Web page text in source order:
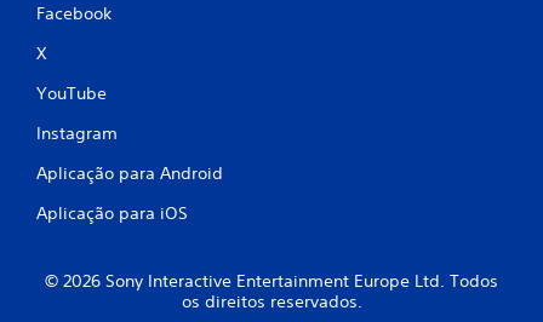
Facebook
X
YouTube
Instagram
Aplicação para Android
Aplicação para iOS
© 2026 Sony Interactive Entertainment Europe Ltd. Todos
os direitos reservados.